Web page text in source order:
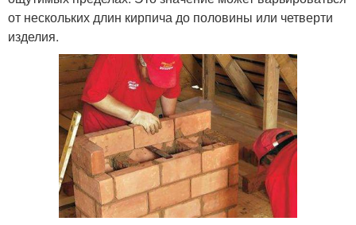
от нескольких длин кирпича до половины или четверти
изделия.